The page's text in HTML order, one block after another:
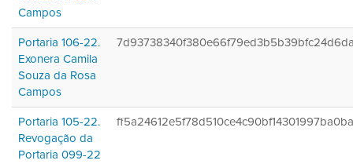
Campos
Portaria 106-22.
Exonera Camila
Souza da Rosa
Campos
Portaria 105-22.
Revogação da
Portaria 099-22